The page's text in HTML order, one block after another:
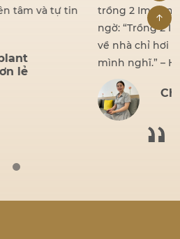
Và kết quả khiến chị bất
với bác sĩ Đức nhẹ nhàng lắm,
rồi thôi, không hề đau như
Diễm
Diễm – Implant
đơn lẻ